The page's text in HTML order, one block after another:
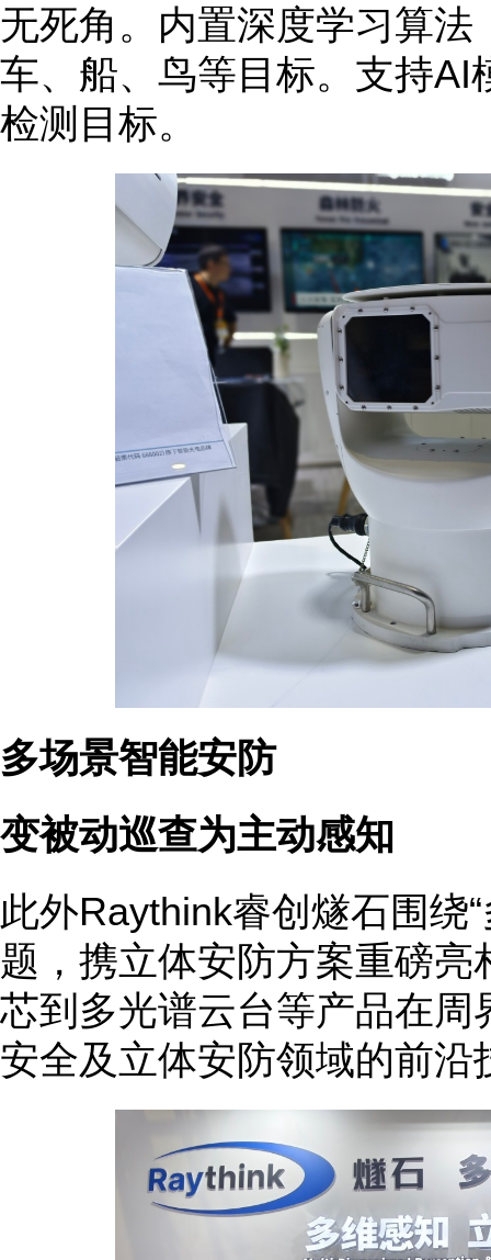
无死角。内置深度学习算
车、船、鸟等目标。支持AI
检测目标。
多场景智能安防
变被动巡查为主动感知
此外Raythink睿创燧石围绕
题，携立体安防方案重磅
芯到多光谱云台等产品在
安全及立体安防领域的前沿